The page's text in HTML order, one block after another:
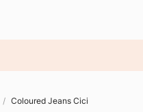
Coloured Jeans Cici